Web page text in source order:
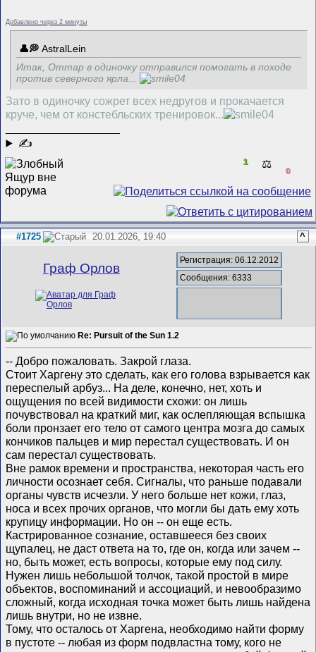
Добавлено через 2 минуты
AstralLein
Итак, Оттар в одиночку отправился помогать в походе
против северного ярла...
Зато в одиночку сожрет всех недругов и прокачается
круче, чем от констебльских тренировок...
✍
1 ⚖️
0
#1725 20.01.2026, 19:40 ^
Граф Орлов
Регистрация: 06.12.2012
Сообщения: 6333
Re: Pursuit of the Sun 1.2
-- Добро пожаловать. Закрой глаза.
Стоит Харгену это сделать, как его голова взрывается как
переспелый арбуз... На деле, конечно, нет, хоть и
ощущения по всей видимости схожи: он лишь
почувствовал на краткий миг, как ослепляющая вспышка
боли пронзает его тело от самого центра мозга до самых
кончиков пальцев и мир перестал существовать. И он
сам перестал существовать.
Вне рамок времени и пространства, некоторая часть его
личности осознает себя. Сигналы, что раньше подавали
органы чувств исчезли. У него больше нет кожи, глаз,
носа и всех прочих органов, что могли бы дать ему хоть
крупицу информации. Но он -- он еще есть.
Кастрированное сознание, оставшееся без своих
щупалец, не даст ответа на то, где он, когда или зачем --
но, быть может, есть вопросы, которые ему под силу.
Нужен лишь небольшой толчок, такой простой в мире
объектов, воспоминаний и ассоциаций, и невообразимо
сложный, когда исходная точка может быть лишь найдена
лишь внутри, но не извне.
Тому, что осталось от Харгена, необходимо найти форму
в пустоте -- любая из форм подвластна тому, кого не